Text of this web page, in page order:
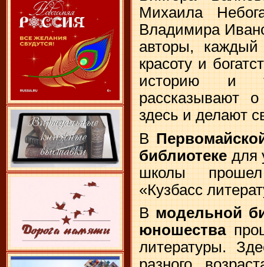
Михаила
Владимира
авторы, каждый
красоту и
историю и
рассказывают
здесь и делают
В
библиотеке для
школы
«Кузбасс
В модельной
юношества
литературы.